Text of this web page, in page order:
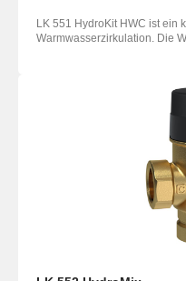
LK 551 HydroKit HWC ist ein
Warmwasserzirku­lation. Die